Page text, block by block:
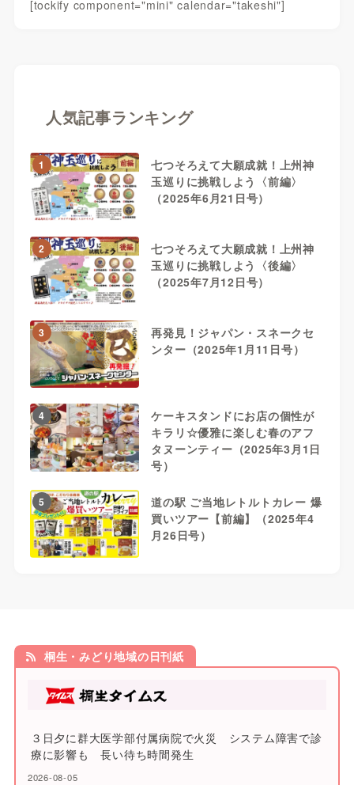
[tockify component="mini" calendar="takeshi"]
人気記事ランキング
1
七つそろえて大願成就！上州神
玉巡りに挑戦しよう〈前編〉
（2025年6月21日号）
2
七つそろえて大願成就！上州神
玉巡りに挑戦しよう〈後編〉
（2025年7月12日号）
3
再発見！ジャパン・スネークセ
ンター（2025年1月11日号）
4
ケーキスタンドにお店の個性が
キラリ☆優雅に楽しむ春のアフ
タヌーンティー（2025年3月1日
号）
5
道の駅 ご当地レトルトカレー 爆
買いツアー【前編】（2025年4
月26日号）
桐生・みどり地域の日刊紙
３日夕に群大医学部付属病院で火災 システム障害で診
療に影響も 長い待ち時間発生
2026-08-05